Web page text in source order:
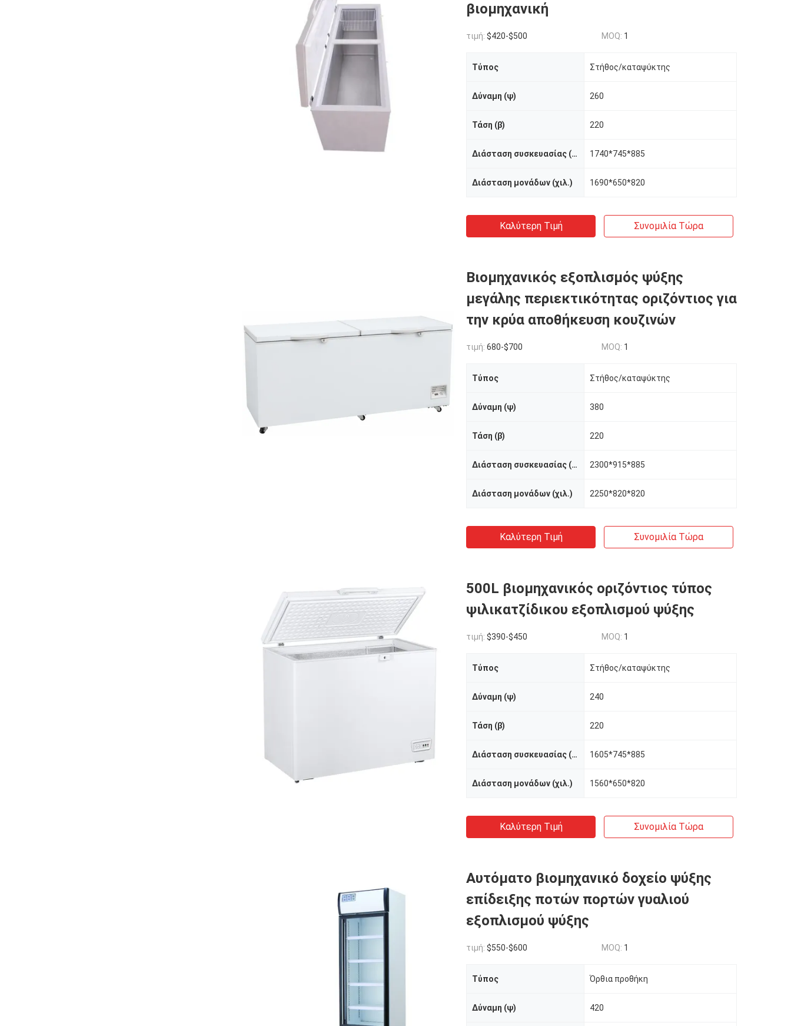
βιομηχανική
τιμή: $420-$500 MOQ: 1
Τύπος Στήθος/καταψύκτης
Δύναμη (ψ) 260
Τάση (β) 220
Διάσταση συσκευασίας (χιλ.) 1740*745*885
Διάσταση μονάδων (χιλ.) 1690*650*820
Καλύτερη Τιμή Συνομιλία Τώρα
Βιομηχανικός εξοπλισμός ψύξης
μεγάλης περιεκτικότητας οριζόντιος για
την κρύα αποθήκευση κουζινών
τιμή: 680-$700 MOQ: 1
Τύπος Στήθος/καταψύκτης
Δύναμη (ψ) 380
Τάση (β) 220
Διάσταση συσκευασίας (χιλ.) 2300*915*885
Διάσταση μονάδων (χιλ.) 2250*820*820
Καλύτερη Τιμή Συνομιλία Τώρα
500L βιομηχανικός οριζόντιος τύπος
ψιλικατζίδικου εξοπλισμού ψύξης
τιμή: $390-$450 MOQ: 1
Τύπος Στήθος/καταψύκτης
Δύναμη (ψ) 240
Τάση (β) 220
Διάσταση συσκευασίας (χιλ.) 1605*745*885
Διάσταση μονάδων (χιλ.) 1560*650*820
Καλύτερη Τιμή Συνομιλία Τώρα
Αυτόματο βιομηχανικό δοχείο ψύξης
επίδειξης ποτών πορτών γυαλιού
εξοπλισμού ψύξης
τιμή: $550-$600 MOQ: 1
Τύπος Όρθια προθήκη
Δύναμη (ψ) 420